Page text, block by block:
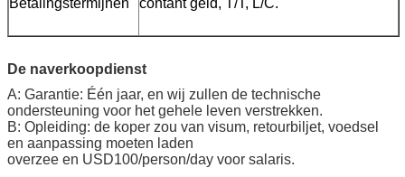
De naverkoopdienst
A: Garantie: Één jaar, en wij zullen de technische
ondersteuning voor het gehele leven verstrekken.
B: Opleiding: de koper zou van visum, retourbiljet, voedsel
en aanpassing moeten laden
overzee en USD100/person/day voor salaris.